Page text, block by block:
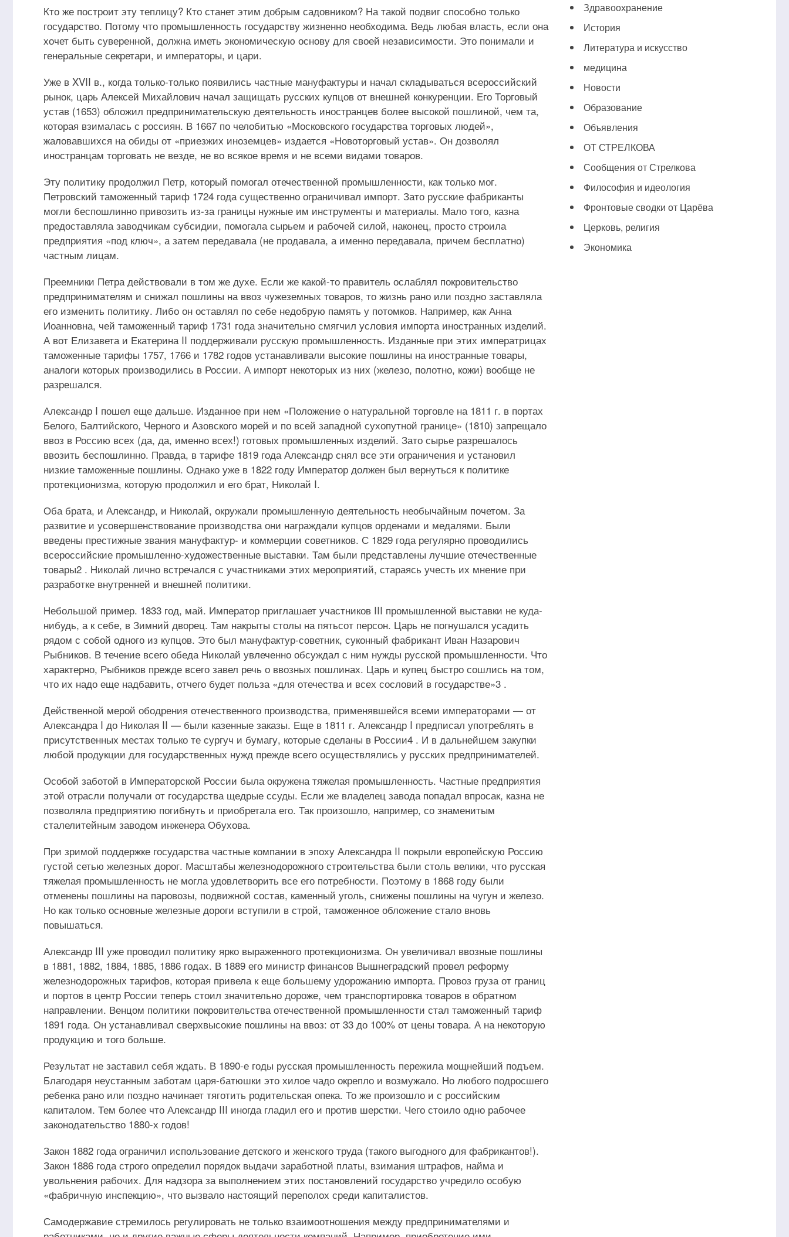
Кто же построит эту теплицу? Кто станет этим добрым садовником? На такой подвиг способно только
государство. Потому что промышленность государству жизненно необходима. Ведь любая власть, если она
хочет быть суверенной, должна иметь экономическую основу для своей независимости. Это понимали и
генеральные секретари, и императоры, и цари.
Уже в XVII в., когда только-только появились частные мануфактуры и начал складываться всероссийский
рынок, царь Алексей Михайлович начал защищать русских купцов от внешней конкуренции. Его Торговый
устав (1653) обложил предпринимательскую деятельность иностранцев более высокой пошлиной, чем та,
которая взималась с россиян. В 1667 по челобитью «Московского государства торговых людей»,
жаловавшихся на обиды от «приезжих иноземцев» издается «Новоторговый устав». Он дозволял
иностранцам торговать не везде, не во всякое время и не всеми видами товаров.
Эту политику продолжил Петр, который помогал отечественной промышленности, как только мог.
Петровский таможенный тариф 1724 года существенно ограничивал импорт. Зато русские фабриканты
могли беспошлинно привозить из-за границы нужные им инструменты и материалы. Мало того, казна
предоставляла заводчикам субсидии, помогала сырьем и рабочей силой, наконец, просто строила
предприятия «под ключ», а затем передавала (не продавала, а именно передавала, причем бесплатно)
частным лицам.
Преемники Петра действовали в том же духе. Если же какой-то правитель ослаблял покровительство
предпринимателям и снижал пошлины на ввоз чужеземных товаров, то жизнь рано или поздно заставляла
его изменить политику. Либо он оставлял по себе недобрую память у потомков. Например, как Анна
Иоанновна, чей таможенный тариф 1731 года значительно смягчил условия импорта иностранных изделий.
А вот Елизавета и Екатерина II поддерживали русскую промышленность. Изданные при этих императрицах
таможенные тарифы 1757, 1766 и 1782 годов устанавливали высокие пошлины на иностранные товары,
аналоги которых производились в России. А импорт некоторых из них (железо, полотно, кожи) вообще не
разрешался.
Александр I пошел еще дальше. Изданное при нем «Положение о натуральной торговле на 1811 г. в портах
Белого, Балтийского, Черного и Азовского морей и по всей западной сухопутной границе» (1810) запрещало
ввоз в Россию всех (да, да, именно всех!) готовых промышленных изделий. Зато сырье разрешалось
ввозить беспошлинно. Правда, в тарифе 1819 года Александр снял все эти ограничения и установил
низкие таможенные пошлины. Однако уже в 1822 году Император должен был вернуться к политике
протекционизма, которую продолжил и его брат, Николай I.
Оба брата, и Александр, и Николай, окружали промышленную деятельность необычайным почетом. За
развитие и усовершенствование производства они награждали купцов орденами и медалями. Были
введены престижные звания мануфактур- и коммерции советников. С 1829 года регулярно проводились
всероссийские промышленно-художественные выставки. Там были представлены лучшие отечественные
товары2 . Николай лично встречался с участниками этих мероприятий, стараясь учесть их мнение при
разработке внутренней и внешней политики.
Небольшой пример. 1833 год, май. Император приглашает участников III промышленной выставки не куда-
нибудь, а к себе, в Зимний дворец. Там накрыты столы на пятьсот персон. Царь не погнушался усадить
рядом с собой одного из купцов. Это был мануфактур-советник, суконный фабрикант Иван Назарович
Рыбников. В течение всего обеда Николай увлеченно обсуждал с ним нужды русской промышленности. Что
характерно, Рыбников прежде всего завел речь о ввозных пошлинах. Царь и купец быстро сошлись на том,
что их надо еще надбавить, отчего будет польза «для отечества и всех сословий в государстве»3 .
Действенной мерой ободрения отечественного производства, применявшейся всеми императорами — от
Александра I до Николая II — были казенные заказы. Еще в 1811 г. Александр I предписал употреблять в
присутственных местах только те сургуч и бумагу, которые сделаны в России4 . И в дальнейшем закупки
любой продукции для государственных нужд прежде всего осуществлялись у русских предпринимателей.
Особой заботой в Императорской России была окружена тяжелая промышленность. Частные предприятия
этой отрасли получали от государства щедрые ссуды. Если же владелец завода попадал впросак, казна не
позволяла предприятию погибнуть и приобретала его. Так произошло, например, со знаменитым
сталелитейным заводом инженера Обухова.
При зримой поддержке государства частные компании в эпоху Александра II покрыли европейскую Россию
густой сетью железных дорог. Масштабы железнодорожного строительства были столь велики, что русская
тяжелая промышленность не могла удовлетворить все его потребности. Поэтому в 1868 году были
отменены пошлины на паровозы, подвижной состав, каменный уголь, снижены пошлины на чугун и железо.
Но как только основные железные дороги вступили в строй, таможенное обложение стало вновь
повышаться.
Александр III уже проводил политику ярко выраженного протекционизма. Он увеличивал ввозные пошлины
в 1881, 1882, 1884, 1885, 1886 годах. В 1889 его министр финансов Вышнеградский провел реформу
железнодорожных тарифов, которая привела к еще большему удорожанию импорта. Провоз груза от границ
и портов в центр России теперь стоил значительно дороже, чем транспортировка товаров в обратном
направлении. Венцом политики покровительства отечественной промышленности стал таможенный тариф
1891 года. Он устанавливал сверхвысокие пошлины на ввоз: от 33 до 100% от цены товара. А на некоторую
продукцию и того больше.
Результат не заставил себя ждать. В 1890-е годы русская промышленность пережила мощнейший подъем.
Благодаря неустанным заботам царя-батюшки это хилое чадо окрепло и возмужало. Но любого подросшего
ребенка рано или поздно начинает тяготить родительская опека. То же произошло и с российским
капиталом. Тем более что Александр III иногда гладил его и против шерстки. Чего стоило одно рабочее
законодательство 1880-х годов!
Закон 1882 года ограничил использование детского и женского труда (такого выгодного для фабрикантов!).
Закон 1886 года строго определил порядок выдачи заработной платы, взимания штрафов, найма и
увольнения рабочих. Для надзора за выполнением этих постановлений государство учредило особую
«фабричную инспекцию», что вызвало настоящий переполох среди капиталистов.
Самодержавие стремилось регулировать не только взаимоотношения между предпринимателями и
Здравоохранение
История
Литература и искусство
медицина
Новости
Образование
Объявления
ОТ СТРЕЛКОВА
Сообщения от Стрелкова
Философия и идеология
Фронтовые сводки от Царёва
Церковь, религия
Экономика